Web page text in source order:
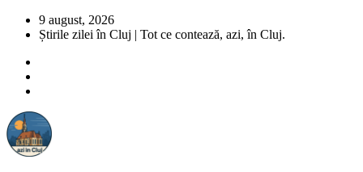
9 august, 2026
Știrile zilei în Cluj | Tot ce contează, azi, în Cluj.